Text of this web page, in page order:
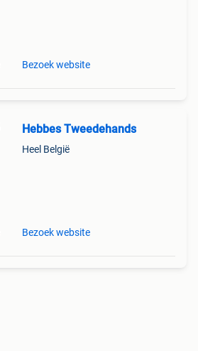
Bezoek website
Hebbes Tweedehands
Heel België
Bezoek website